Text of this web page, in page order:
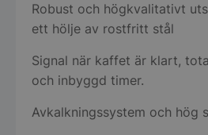
Robust och högkvalitativt
ett hölje av rostfritt stål
Signal när kaffet är klart,
och inbyggd timer.
Avkalkningssystem och hög